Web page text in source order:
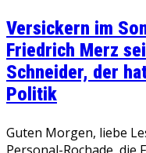
Versickern im
Friedrich Merz
Schneider, der
Politik
Guten Morgen, liebe